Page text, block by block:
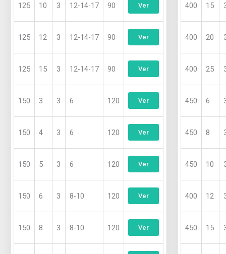
125 10 3 12-14-17 90 Ver
125 12 3 12-14-17 90 Ver
125 15 3 12-14-17 90 Ver
150 3 3 6 120 Ver
150 4 3 6 120 Ver
150 5 3 6 120 Ver
150 6 3 8-10 120 Ver
150 8 3 8-10 120 Ver
400 15
400 20
400 25
450 6
450 8
450 10
400 12
450 15